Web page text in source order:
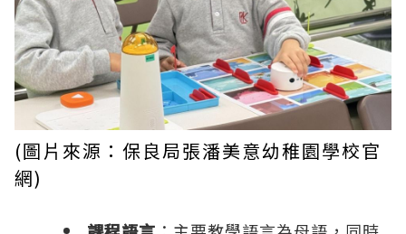
(圖片來源：保良局張潘美意幼稚園學校官
網)